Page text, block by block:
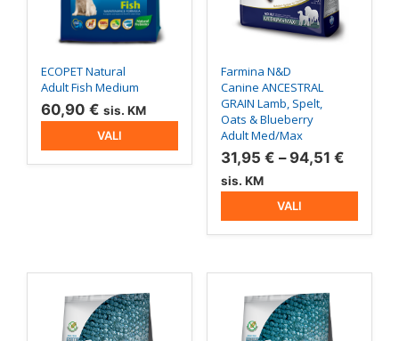
ECOPET Natural
Adult Fish Medium
60,90 € sis. KM
VALI
tootelehel.
Farmina N&D
Canine ANCESTRAL
GRAIN Lamb, Spelt,
Oats & Blueberry
Adult Med/Max
31,95 € – 94,51 €
94,51 €
sis. KM
VALI
teha
tootelehel.
Sellel
tootel
Sellel
tootel